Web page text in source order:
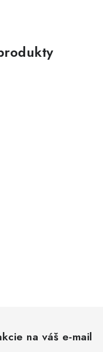
na váš e-mail